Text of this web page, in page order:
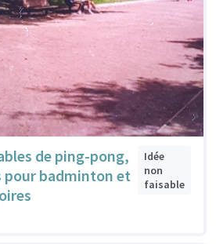
de ping-pong,
badminton et
Idée
non
faisable